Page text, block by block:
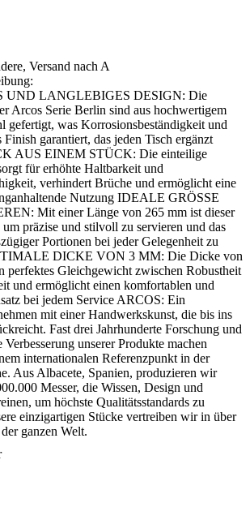
Versand nach A
UND LANGLEBIGES DESIGN: Die
Arcos Serie Berlin sind aus hochwertigem
gefertigt, was Korrosionsbeständigkeit und
Finish garantiert, das jeden Tisch ergänzt
AUS EINEM STÜCK: Die einteilige
für erhöhte Haltbarkeit und
verhindert Brüche und ermöglicht eine
Nutzung IDEALE GRÖSSE
Mit einer Länge von 265 mm ist dieser
präzise und stilvoll zu servieren und das
Portionen bei jeder Gelegenheit zu
DICKE VON 3 MM: Die Dicke von
perfektes Gleichgewicht zwischen Robustheit
und ermöglicht einen komfortablen und
bei jedem Service ARCOS: Ein
mit einer Handwerkskunst, die bis ins
Fast drei Jahrhunderte Forschung und
unserer Produkte machen
internationalen Referenzpunkt in der
Aus Albacete, Spanien, produzieren wir
Messer, die Wissen, Design und
um höchste Qualitätsstandards zu
einzigartigen Stücke vertreiben wir in über
ganzen Welt.